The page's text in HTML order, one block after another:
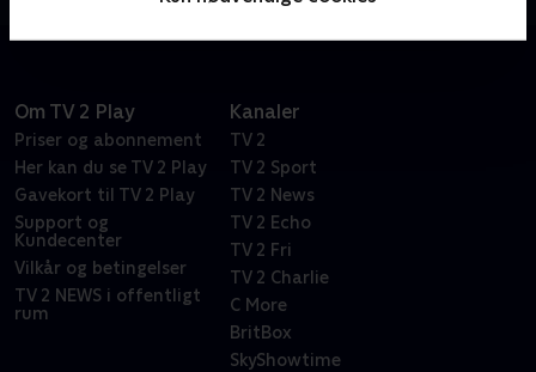
Om TV 2 Play
Priser og abonnement
Her kan du se TV 2 Play
Gavekort til TV 2 Play
Support og
Kundecenter
Vilkår og betingelser
TV 2 NEWS i offentligt
rum
Kanaler
TV 2
TV 2 Sport
TV 2 News
TV 2 Echo
TV 2 Fri
TV 2 Charlie
C More
BritBox
SkyShowtime